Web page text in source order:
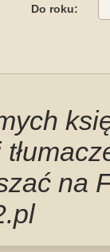
Do roku:
na